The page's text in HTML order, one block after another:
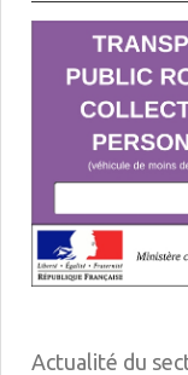
Actualité du